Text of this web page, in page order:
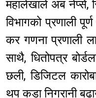
महालेखाले अब नेप्से,
विभागको प्रणाली
कर गणना प्रणाली
साथै, धितोपत्र
छली, डिजिटल
थप कडा निगरानी